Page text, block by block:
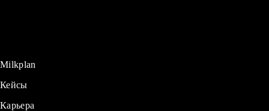
Milkplan
Кейсы
Карьера